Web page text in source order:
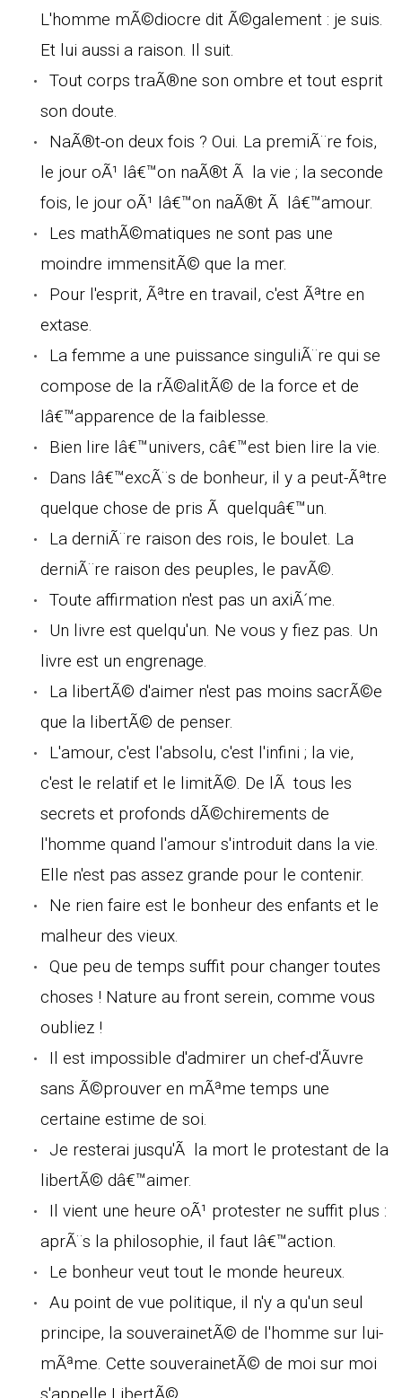
L'homme mÃ©diocre dit Ã©galement : je suis.
Et lui aussi a raison. Il suit.
Tout corps traÃ®ne son ombre et tout esprit
son doute.
NaÃ®t-on deux fois ? Oui. La premiÃ¨re fois,
le jour oÃ¹ lâ€™on naÃ®t Ã la vie ; la seconde
fois, le jour oÃ¹ lâ€™on naÃ®t Ã lâ€™amour.
Les mathÃ©matiques ne sont pas une
moindre immensitÃ© que la mer.
Pour l'esprit, Ãªtre en travail, c'est Ãªtre en
extase.
La femme a une puissance singuliÃ¨re qui se
compose de la rÃ©alitÃ© de la force et de
lâ€™apparence de la faiblesse.
Bien lire lâ€™univers, câ€™est bien lire la vie.
Dans lâ€™excÃ¨s de bonheur, il y a peut-Ãªtre
quelque chose de pris Ã quelquâ€™un.
La derniÃ¨re raison des rois, le boulet. La
derniÃ¨re raison des peuples, le pavÃ©.
Toute affirmation n'est pas un axiÃ´me.
Un livre est quelqu'un. Ne vous y fiez pas. Un
livre est un engrenage.
La libertÃ© d'aimer n'est pas moins sacrÃ©e
que la libertÃ© de penser.
L'amour, c'est l'absolu, c'est l'infini ; la vie,
c'est le relatif et le limitÃ©. De lÃ tous les
secrets et profonds dÃ©chirements de
l'homme quand l'amour s'introduit dans la vie.
Elle n'est pas assez grande pour le contenir.
Ne rien faire est le bonheur des enfants et le
malheur des vieux.
Que peu de temps suffit pour changer toutes
choses ! Nature au front serein, comme vous
oubliez !
Il est impossible d'admirer un chef-d'Ãuvre
sans Ã©prouver en mÃªme temps une
certaine estime de soi.
Je resterai jusqu'Ã la mort le protestant de la
libertÃ© dâ€™aimer.
Il vient une heure oÃ¹ protester ne suffit plus :
aprÃ¨s la philosophie, il faut lâ€™action.
Le bonheur veut tout le monde heureux.
Au point de vue politique, il n'y a qu'un seul
principe, la souverainetÃ© de l'homme sur lui-
mÃªme. Cette souverainetÃ© de moi sur moi
s'appelle LibertÃ©.